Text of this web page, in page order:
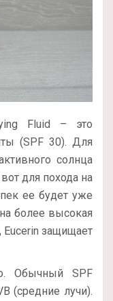
Fluid – это
(SPF 30). Для
солнца
для похода на
ее будет уже
более высокая
Eucerin защищает
Обычный SPF
(средние лучи).